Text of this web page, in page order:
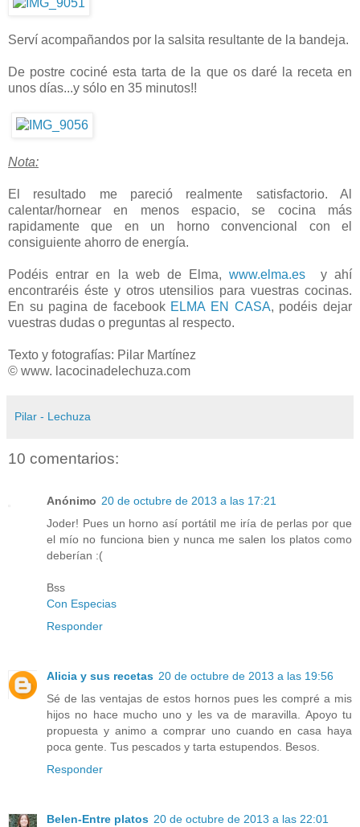
Serví acompañandos por la salsita resultante de la bandeja.
De postre cociné esta tarta de la que os daré la receta en
unos días...y sólo en 35 minutos!!
Nota:
El resultado me pareció realmente satisfactorio. Al
calentar/hornear en menos espacio, se cocina más
rapidamente que en un horno convencional con el
consiguiente ahorro de energía.
Podéis entrar en la web de Elma,www.elma.es y ahí
encontraréis éste y otros utensilios para vuestras cocinas.
En su pagina de facebook ELMA EN CASA, podéis dejar
vuestras dudas o preguntas al respecto.
Texto y fotografías: Pilar Martínez
© www. lacocinadelechuza.com
Pilar - Lechuza
10 comentarios:
Anónimo 20 de octubre de 2013 a las 17:21
Joder! Pues un horno así portátil me iría de perlas por que
el mío no funciona bien y nunca me salen los platos como
deberían :(
Bss
Con Especias
Responder
Alicia y sus recetas 20 de octubre de 2013 a las 19:56
Sé de las ventajas de estos hornos pues les compré a mis
hijos no hace mucho uno y les va de maravilla. Apoyo tu
propuesta y animo a comprar uno cuando en casa haya
poca gente. Tus pescados y tarta estupendos. Besos.
Responder
Belen-Entre platos 20 de octubre de 2013 a las 22:01